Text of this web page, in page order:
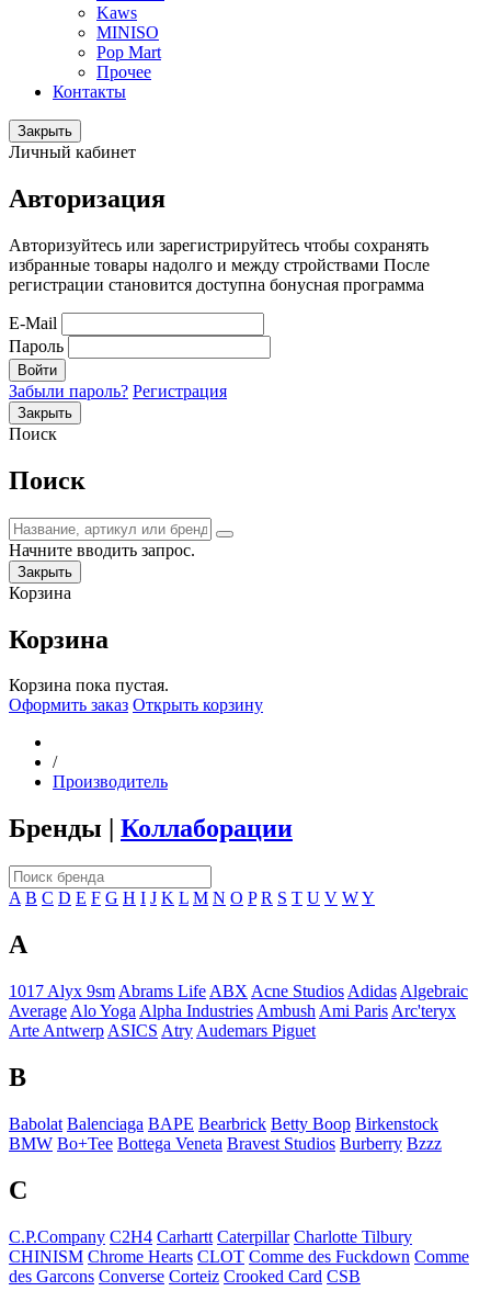
Kaws
MINISO
Pop Mart
Прочее
Контакты
Закрыть
Личный кабинет
Авторизация
Авторизуйтесь или зарегистрируйтесь чтобы сохранять
избранные товары надолго и между стройствами После
регистрации становится доступна бонусная программа
E-Mail
Пароль
Войти
Забыли пароль? Регистрация
Закрыть
Поиск
Поиск
Начните вводить запрос.
Закрыть
Корзина
Корзина
Корзина пока пустая.
Оформить заказ Открыть корзину
/
Производитель
Бренды Коллаборации
A B C D E F G H I J K L M N O P R S T U V WY
A
1017 Alyx 9sm Abrams Life ABX Acne Studios Adidas Algebraic
Average Alo Yoga Alpha Industries Ambush Ami Paris Arc'teryx
Arte Antwerp ASICS Atry Audemars Piguet
B
Babolat Balenciaga BAPE Bearbrick Betty Boop Birkenstock
BMW Bo+Tee Bottega Veneta Bravest Studios Burberry Bzzz
C
C.P.Company C2H4 Carhartt Caterpillar Charlotte Tilbury
CHINISM Chrome Hearts CLOT Comme des Fuckdown Comme
des Garcons Converse Corteiz Crooked Card CSB